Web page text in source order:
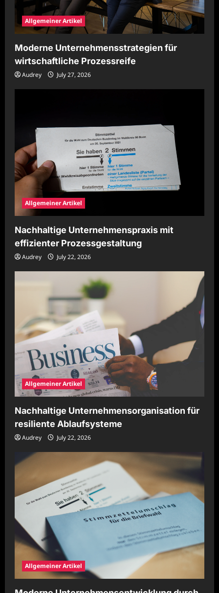
Allgemeiner Artikel
Moderne Unternehmensstrategien für
wirtschaftliche Prozessreife
Audrey July 27, 2026
Allgemeiner Artikel
Nachhaltige Unternehmenspraxis mit
effizienter Prozessgestaltung
Audrey July 22, 2026
Allgemeiner Artikel
Nachhaltige Unternehmensorganisation für
resiliente Ablaufsysteme
Audrey July 22, 2026
Allgemeiner Artikel